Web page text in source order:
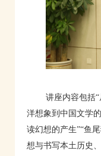
讲座内容包括
洋想象到中国文学
读幻想的产生”“鱼
想与书写本土历史